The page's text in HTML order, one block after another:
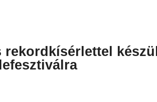
rekordkísérlettel